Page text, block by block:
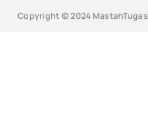
Copyright © 2024 MastahTugas